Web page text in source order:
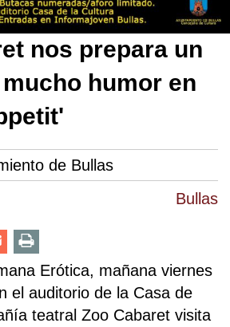
Bullas
nos prepara un
humor en
de Bullas
Erótica, mañana viernes
el auditorio de la Casa de
teatral Zoo Cabaret visita